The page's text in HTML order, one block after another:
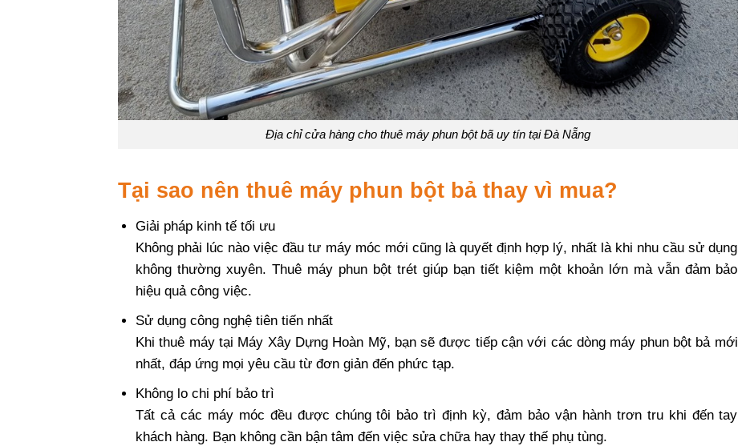
Địa chỉ cửa hàng cho thuê máy phun bột bã uy tín tại Đà Nẵng
Tại sao nên thuê máy phun bột bả thay vì mua?
Giải pháp kinh tế tối ưu
Không phải lúc nào việc đầu tư máy móc mới cũng là quyết định hợp lý, nhất là khi nhu cầu sử dụng
không thường xuyên. Thuê máy phun bột trét giúp bạn tiết kiệm một khoản lớn mà vẫn đảm bảo
hiệu quả công việc.
Sử dụng công nghệ tiên tiến nhất
Khi thuê máy tại Máy Xây Dựng Hoàn Mỹ, bạn sẽ được tiếp cận với các dòng máy phun bột bả mới
nhất, đáp ứng mọi yêu cầu từ đơn giản đến phức tạp.
Không lo chi phí bảo trì
Tất cả các máy móc đều được chúng tôi bảo trì định kỳ, đảm bảo vận hành trơn tru khi đến tay
khách hàng. Bạn không cần bận tâm đến việc sửa chữa hay thay thế phụ tùng.